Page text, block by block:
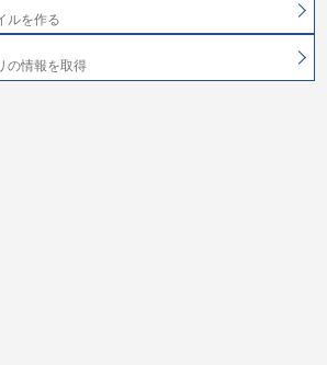
ルを作る
の情報を取得